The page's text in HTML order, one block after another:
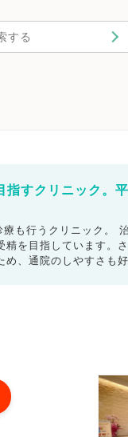
する
すクリニック。
も行うクリニック。
を目指しています。
、通院のしやすさも好